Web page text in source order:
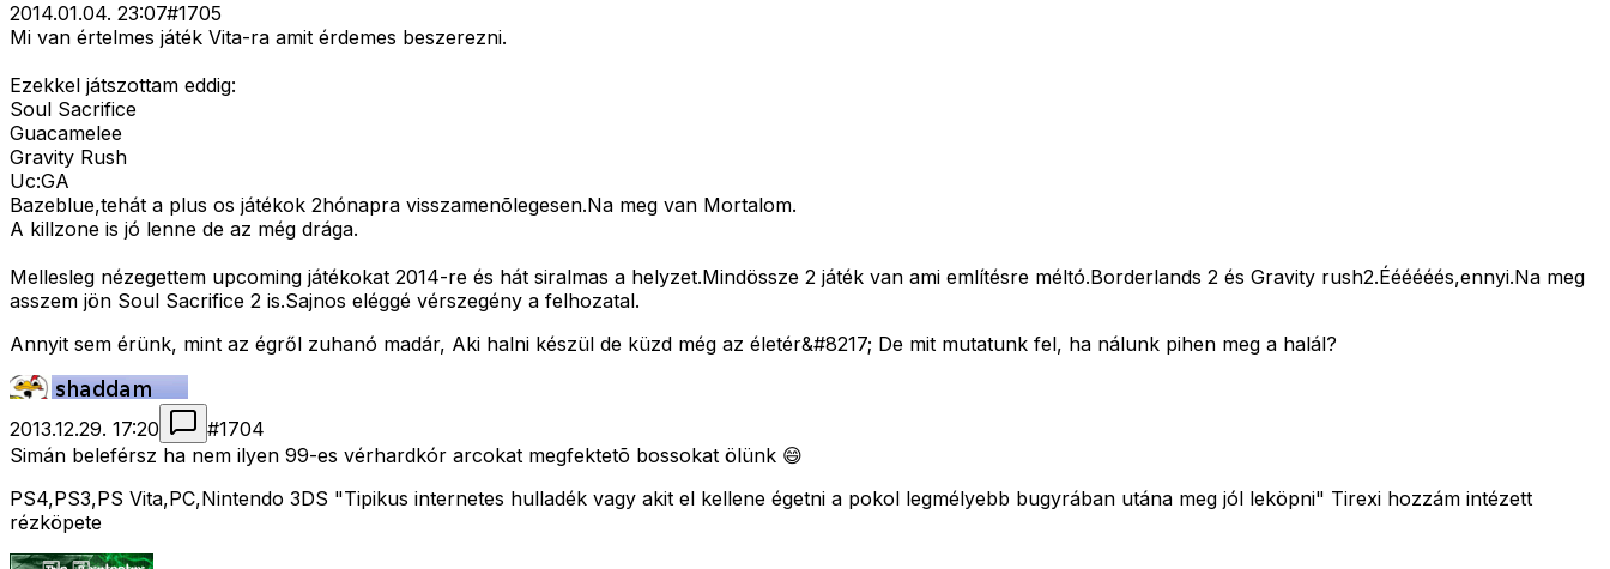
2014.01.04. 23:07#1705
Mi van értelmes játék Vita-ra amit érdemes beszerezni.
Ezekkel játszottam eddig:
Soul Sacrifice
Guacamelee
Gravity Rush
Uc:GA
Bazeblue,tehát a plus os játékok 2hónapra visszamenõlegesen.Na meg van Mortalom.
A killzone is jó lenne de az még drága.
Mellesleg nézegettem upcoming játékokat 2014-re és hát siralmas a helyzet.Mindössze 2 játék van ami említésre méltó.Borderlands 2 és Gravity rush2.Éééééés,ennyi.Na meg
asszem jön Soul Sacrifice 2 is.Sajnos eléggé vérszegény a felhozatal.
Annyit sem érünk, mint az égről zuhanó madár, Aki halni készül de küzd még az életér&#8217; De mit mutatunk fel, ha nálunk pihen meg a halál?
2013.12.29. 17:20 #1704
Simán beleférsz ha nem ilyen 99-es vérhardkór arcokat megfektetõ bossokat ölünk 😄
PS4,PS3,PS Vita,PC,Nintendo 3DS "Tipikus internetes hulladék vagy akit el kellene égetni a pokol legmélyebb bugyrában utána meg jól leköpni" Tirexi hozzám intézett
rézköpete